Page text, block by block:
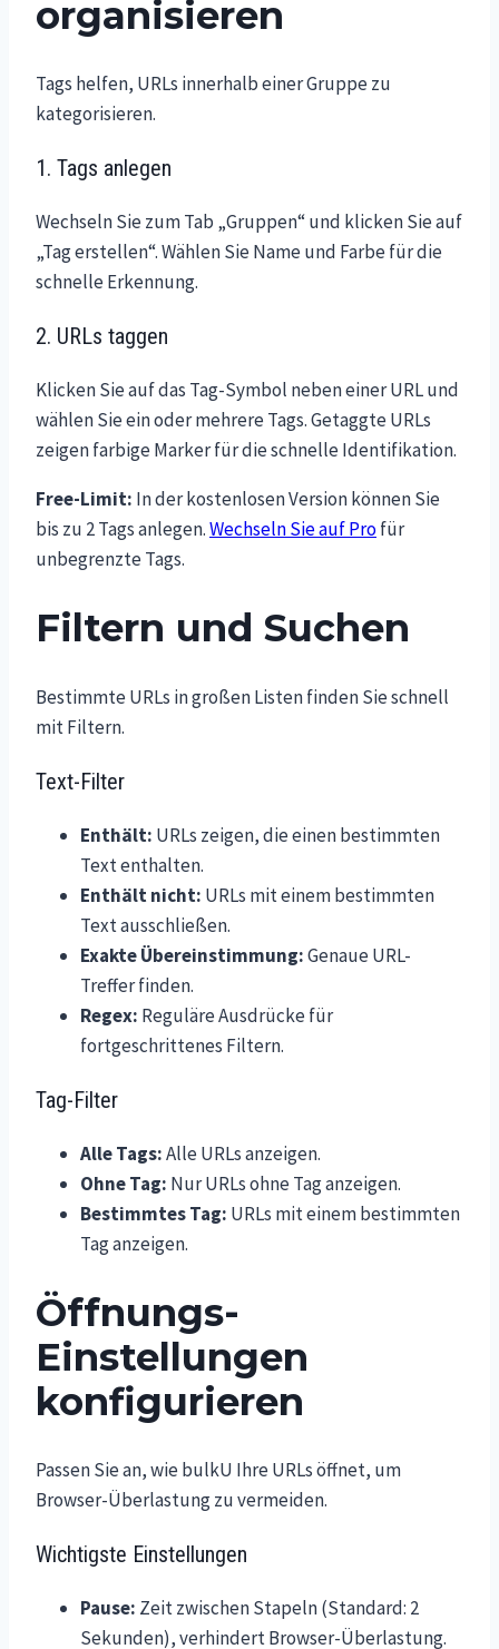
organisieren
Tags helfen, URLs innerhalb einer Gruppe zu
kategorisieren.
1. Tags anlegen
Wechseln Sie zum Tab „Gruppen“ und klicken Sie auf
„Tag erstellen“. Wählen Sie Name und Farbe für die
schnelle Erkennung.
2. URLs taggen
Klicken Sie auf das Tag-Symbol neben einer URL und
wählen Sie ein oder mehrere Tags. Getaggte URLs
zeigen farbige Marker für die schnelle Identifikation.
Free-Limit: In der kostenlosen Version können Sie
bis zu 2 Tags anlegen.Wechseln Sie auf Profür
unbegrenzte Tags.
Filtern und Suchen
Bestimmte URLs in großen Listen finden Sie schnell
mit Filtern.
Text-Filter
Enthält: URLs zeigen, die einen bestimmten
Text enthalten.
Enthält nicht: URLs mit einem bestimmten
Text ausschließen.
Exakte Übereinstimmung:Genaue URL-
Treffer finden.
Regex: Reguläre Ausdrücke für
fortgeschrittenes Filtern.
Tag-Filter
Alle Tags:Alle URLs anzeigen.
Ohne Tag: Nur URLs ohne Tag anzeigen.
Bestimmtes Tag: URLs mit einem bestimmten
Tag anzeigen.
Öffnungs-
Einstellungen
konfigurieren
Passen Sie an, wie bulkU Ihre URLs öffnet, um
Browser-Überlastung zu vermeiden.
Wichtigste Einstellungen
Pause: Zeit zwischen Stapeln (Standard: 2
Sekunden), verhindert Browser-Überlastung.